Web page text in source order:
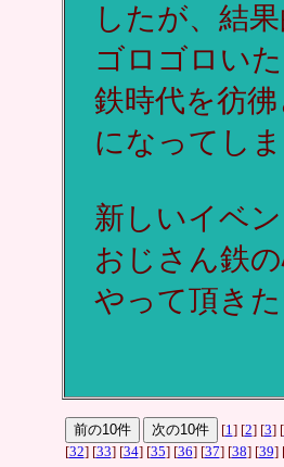
したが、結
ゴロゴロい
鉄時代を彷
になってし
新しいイベ
おじさん鉄
やって頂き
[1] [2] [3] [
[32] [33] [34] [35] [36] [37] [38] [39]